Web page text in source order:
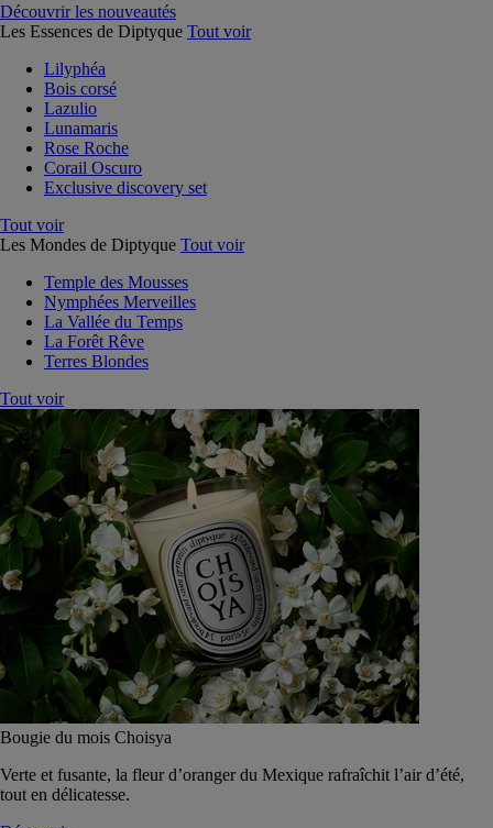
Découvrir les nouveautés
Les Essences de Diptyque Tout voir
Lilyphéa
Bois corsé
Lazulio
Lunamaris
Rose Roche
Corail Oscuro
Exclusive discovery set
Tout voir
Les Mondes de Diptyque Tout voir
Temple des Mousses
Nymphées Merveilles
La Vallée du Temps
La Forêt Rêve
Terres Blondes
Tout voir
Bougie du mois Choisya
Verte et fusante, la fleur d’oranger du Mexique rafraîchit l’air d’été,
tout en délicatesse.